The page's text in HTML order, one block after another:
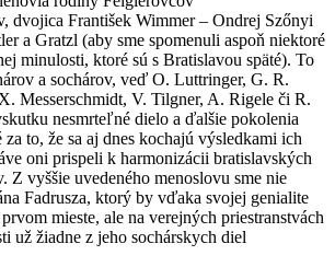
dvojica František Wimmer – Ondrej Szőnyi
a Gratzl (aby sme spomenuli aspoň niektoré
minulosti, ktoré sú s Bratislavou späté). To
a sochárov, veď O. Luttringer, G. R.
Messerschmidt, V. Tilgner, A. Rigele či R.
nesmrteľné dielo a ďalšie pokolenia
to, že sa aj dnes kochajú výsledkami ich
oni prispeli k harmonizácii bratislavských
Z vyššie uvedeného menoslovu sme nie
Fadrusza, ktorý by vďaka svojej genialite
mieste, ale na verejných priestranstvách
už žiadne z jeho sochárskych diel